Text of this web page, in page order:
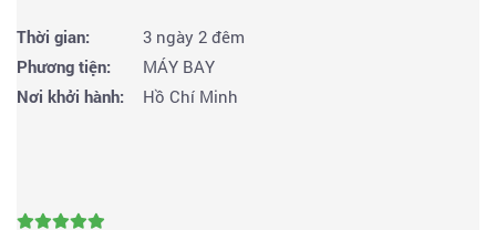
Thời gian:
3 ngày 2 đêm
Phương tiện:
MÁY BAY
Nơi khởi hành:
Hồ Chí Minh